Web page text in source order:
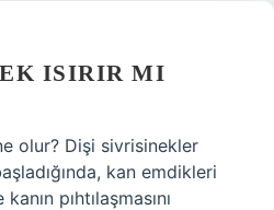
ISIRIR MI
olur? Dişi sivrisinekler
kan emdikleri
pıhtılaşmasını